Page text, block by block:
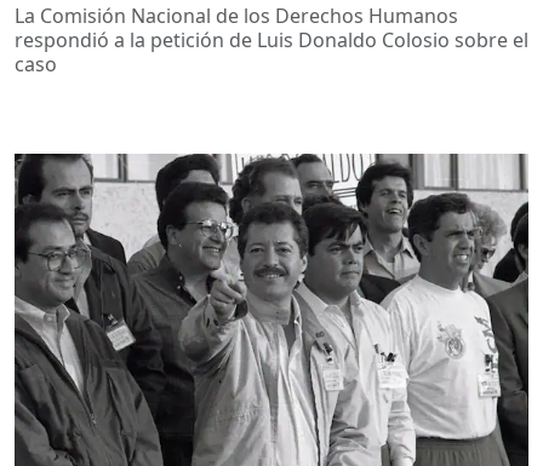
La Comisión Nacional de los Derechos Humanos
respondió a la petición de Luis Donaldo Colosio sobre el
caso